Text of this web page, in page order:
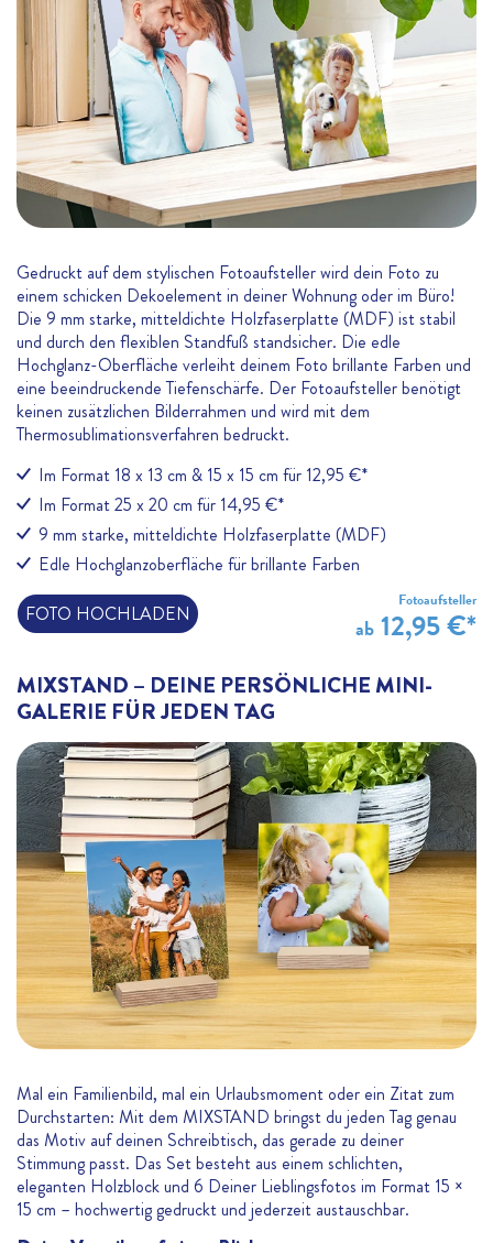
MIXSTAND – DEINE PERSÖNLICHE MINI-
GALERIE FÜR JEDEN TAG
Mal ein Familienbild, mal ein Urlaubsmoment oder ein Zitat zum
Durchstarten: Mit dem MIXSTAND bringst du jeden Tag genau
das Motiv auf deinen Schreibtisch, das gerade zu deiner
Stimmung passt. Das Set besteht aus einem schlichten,
eleganten Holzblock und 6 Deiner Lieblingsfotos im Format 15 ×
15 cm – hochwertig gedruckt und jederzeit austauschbar.
Gedruckt auf dem stylischen Fotoaufsteller wird dein Foto zu
einem schicken Dekoelement in deiner Wohnung oder im Büro!
Die 9 mm starke, mitteldichte Holzfaserplatte (MDF) ist stabil
und durch den flexiblen Standfuß standsicher. Die edle
Hochglanz-Oberfläche verleiht deinem Foto brillante Farben und
eine beeindruckende Tiefenschärfe. Der Fotoaufsteller benötigt
keinen zusätzlichen Bilderrahmen und wird mit dem
Thermosublimationsverfahren bedruckt.
Im Format 18 x 13 cm & 15 x 15 cm für 12,95 €*
Im Format 25 x 20 cm für 14,95 €*
9 mm starke, mitteldichte Holzfaserplatte (MDF)
Edle Hochglanzoberfläche für brillante Farben
FOTO HOCHLADEN
Fotoaufsteller
ab 12,95 €*